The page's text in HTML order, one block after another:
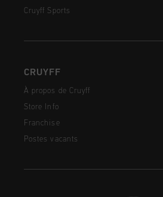
Cruyff Sports
CRUYFF
À propos de Cruyff
Store Info
Franchise
Postes vacants